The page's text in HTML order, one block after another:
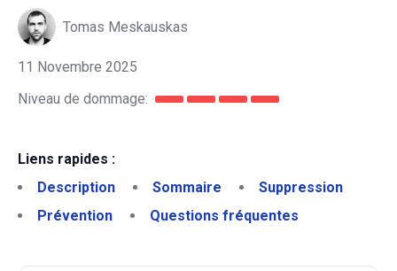
Tomas Meskauskas
11 Novembre 2025
Niveau de dommage:
Liens rapides :
Description
Sommaire
Suppression
Prévention
Questions fréquentes